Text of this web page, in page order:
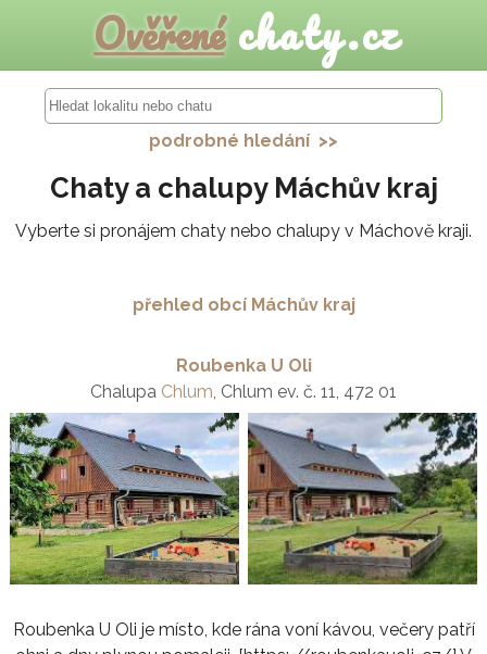
Ověřenéchaty.cz
podrobné hledání >>
Chaty a chalupy Máchův kraj
Vyberte si pronájem chaty nebo chalupy v Máchově kraji.
přehled obcí Máchův kraj
Roubenka U Oli
Chalupa Chlum, Chlum ev. č. 11, 472 01
Roubenka U Oli je místo, kde rána voní kávou, večery patří